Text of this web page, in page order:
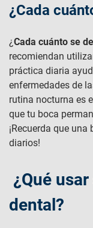
¿Cada
¿Cada cuánto se
recomiendan
práctica diaria
enfermedades de
rutina nocturna es
que tu boca
¡Recuerda que
diarios!
¿Qué
dental?